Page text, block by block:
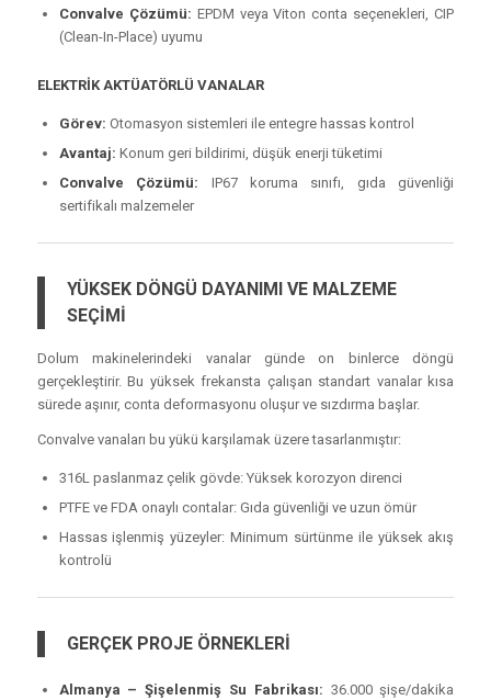
Convalve Çözümü: EPDM veya Viton conta seçenekleri, CIP
(Clean-In-Place) uyumu
ELEKTRİK AKTÜATÖRLÜ VANALAR
Görev: Otomasyon sistemleri ile entegre hassas kontrol
Avantaj: Konum geri bildirimi, düşük enerji tüketimi
Convalve Çözümü: IP67 koruma sınıfı, gıda güvenliği
sertifikalı malzemeler
YÜKSEK DÖNGÜ DAYANIMI VE MALZEME
SEÇİMİ
Dolum makinelerindeki vanalar günde on binlerce döngü
gerçekleştirir. Bu yüksek frekansta çalışan standart vanalar kısa
sürede aşınır, conta deformasyonu oluşur ve sızdırma başlar.
Convalve vanaları bu yükü karşılamak üzere tasarlanmıştır:
316L paslanmaz çelik gövde: Yüksek korozyon direnci
PTFE ve FDA onaylı contalar: Gıda güvenliği ve uzun ömür
Hassas işlenmiş yüzeyler: Minimum sürtünme ile yüksek akış
kontrolü
GERÇEK PROJE ÖRNEKLERİ
Almanya – Şişelenmiş Su Fabrikası: 36.000 şişe/dakika